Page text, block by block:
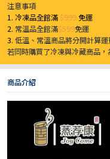
注意事項
1. 冷凍品全館滿 $999免運
2. 常溫品全館滿$599免運
3.低溫、常溫商品將分開計算
若同時購買了冷凍與冷藏商品
商品介紹